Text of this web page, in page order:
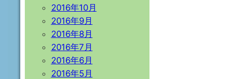
2016年10月
2016年9月
2016年8月
2016年7月
2016年6月
2016年5月